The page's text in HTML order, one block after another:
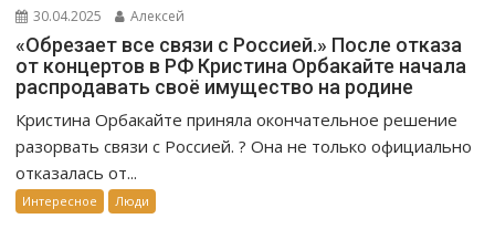
30.04.2025 Алексей
«Обрезает все связи с Россией.» После отказа
от концертов в РФ Кристина Орбакайте начала
распродавать своё имущество на родине
Кристина Орбакайте приняла окончательное решение
разорвать связи с Россией. ? Она не только официально
отказалась от...
Интересное Люди